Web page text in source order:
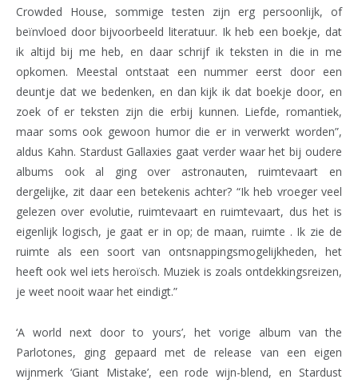
Crowded House, sommige testen zijn erg persoonlijk, of
beïnvloed door bijvoorbeeld literatuur. Ik heb een boekje, dat
ik altijd bij me heb, en daar schrijf ik teksten in die in me
opkomen. Meestal ontstaat een nummer eerst door een
deuntje dat we bedenken, en dan kijk ik dat boekje door, en
zoek of er teksten zijn die erbij kunnen. Liefde, romantiek,
maar soms ook gewoon humor die er in verwerkt worden”,
aldus Kahn. Stardust Gallaxies gaat verder waar het bij oudere
albums ook al ging over astronauten, ruimtevaart en
dergelijke, zit daar een betekenis achter? “Ik heb vroeger veel
gelezen over evolutie, ruimtevaart en ruimtevaart, dus het is
eigenlijk logisch, je gaat er in op; de maan, ruimte . Ik zie de
ruimte als een soort van ontsnappingsmogelijkheden, het
heeft ook wel iets heroïsch. Muziek is zoals ontdekkingsreizen,
je weet nooit waar het eindigt.”
‘A world next door to yours’, het vorige album van the
Parlotones, ging gepaard met de release van een eigen
wijnmerk ‘Giant Mistake’, een rode wijn-blend, en Stardust